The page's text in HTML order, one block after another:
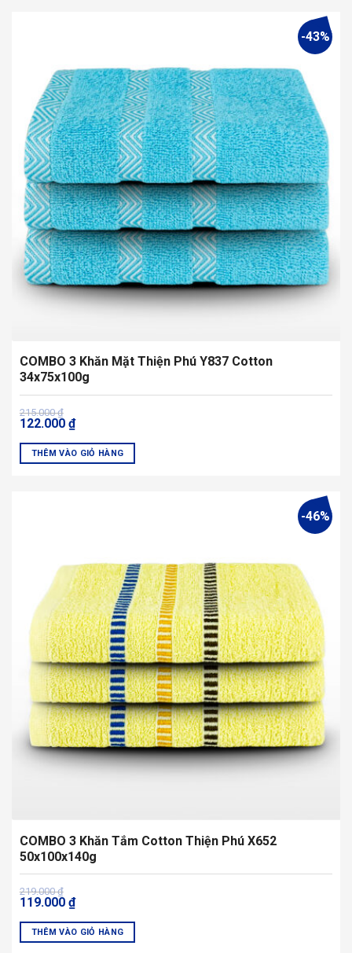
-43%
COMBO 3 Khăn Mặt Thiện Phú Y837 Cotton
34x75x100g
215.000₫
Giá
gốc
215.000 ₫.
122.000 ₫
Giá
hiện
122.000 ₫.
THÊM VÀO GIỎ HÀNG
chọn
thể
được
trên
sản
phẩm
-46%
COMBO 3 Khăn Tắm Cotton Thiện Phú X652
50x100x140g
219.000₫
Giá
gốc
219.000 ₫.
119.000 ₫
Giá
hiện
119.000 ₫.
THÊM VÀO GIỎ HÀNG